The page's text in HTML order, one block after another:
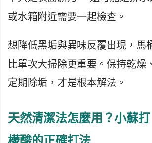
或水箱附近需要一起檢查。
想降低黑垢與異味反覆出現，馬
比單次大掃除更重要。保持乾燥
定期除垢，才是根本解法。
天然清潔法怎麼用？小蘇
檬酸的正確打法